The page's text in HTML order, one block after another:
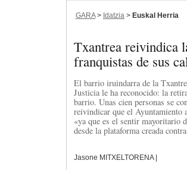
GARA> Idatzia > Euskal Herria
Txantrea reivindica
franquistas de sus
El barrio iruindarra de la
Justicia le ha reconocido: la
barrio. Unas cien personas se
reivindicar que el
«ya que es el sentir mayoritario
desde la plataforma creada
Jasone MITXELTORENA |